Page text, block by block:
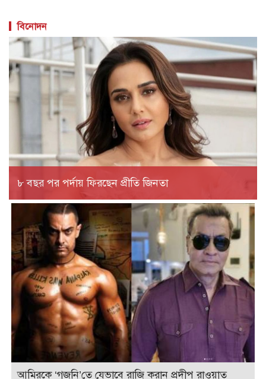
বিনোদন
৮ বছর পর পর্দায় ফিরছেন প্রীতি জিনতা
আমিরকে ‘গজনি’তে যেভাবে রাজি করান প্রদীপ রাওয়াত